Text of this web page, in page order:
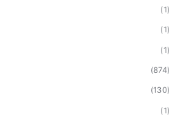
(1)
(1)
(1)
(874)
(130)
(1)